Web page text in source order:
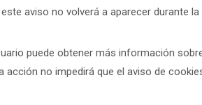
aviso no volverá a aparecer durante
puede obtener más información
acción no impedirá que el aviso de